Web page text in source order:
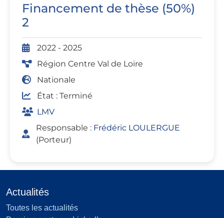
Financement de thèse (50%)
2
2022 - 2025
Région Centre Val de Loire
Nationale
État : Terminé
LMV
Responsable : Frédéric LOULERGUE
(Porteur)
Actualités
Toutes les actualités